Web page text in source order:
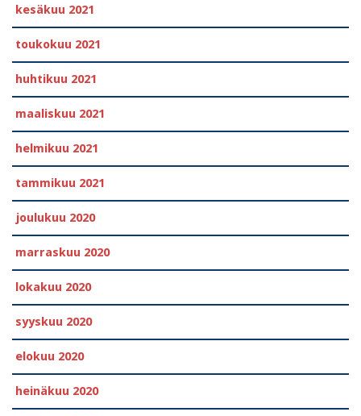
kesäkuu 2021
toukokuu 2021
huhtikuu 2021
maaliskuu 2021
helmikuu 2021
tammikuu 2021
joulukuu 2020
marraskuu 2020
lokakuu 2020
syyskuu 2020
elokuu 2020
heinäkuu 2020